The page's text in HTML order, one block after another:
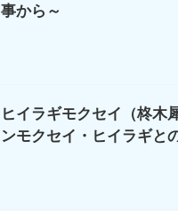
事から～
ヒイラギモクセイ（柊木
ンモクセイ・ヒイラギと